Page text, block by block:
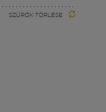
SZŰRŐK TÖRLÉSE